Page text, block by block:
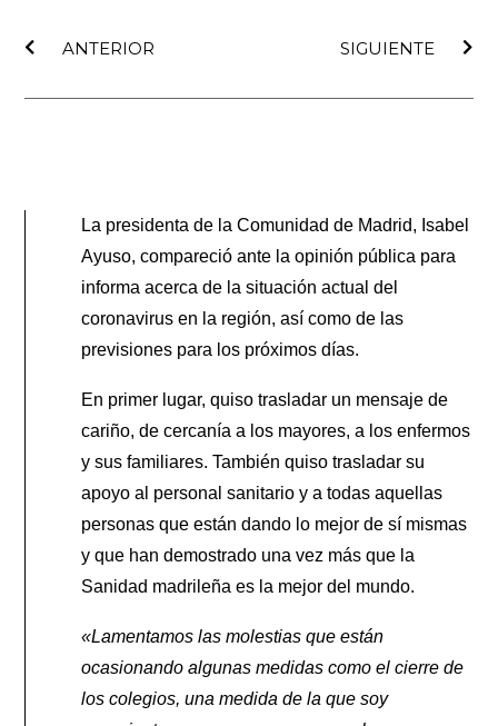
ANTERIOR
SIGUIENTE
La presidenta de la Comunidad de Madrid, Isabel
Ayuso, compareció ante la opinión pública para
informa acerca de la situación actual del
coronavirus en la región, así como de las
previsiones para los próximos días.
En primer lugar, quiso trasladar un mensaje de
cariño, de cercanía a los mayores, a los enfermos
y sus familiares. También quiso trasladar su
apoyo al personal sanitario y a todas aquellas
personas que están dando lo mejor de sí mismas
y que han demostrado una vez más que la
Sanidad madrileña es la mejor del mundo.
«Lamentamos las molestias que están
ocasionando algunas medidas como el cierre de
los colegios, una medida de la que soy